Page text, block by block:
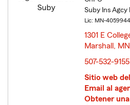
Suby Ins Agcy
Lic: MN-
1301 E
Marshall,
507-532-9155
Sitio web
Email al
Obtener